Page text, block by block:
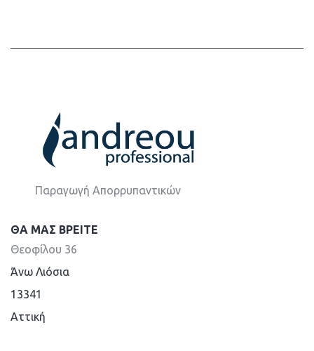
Παραγωγή Απορρυπαντικών
ΘΑ ΜΑΣ ΒΡΕΊΤΕ
Θεοφίλου 36
Άνω Λιόσια
13341
Aττική